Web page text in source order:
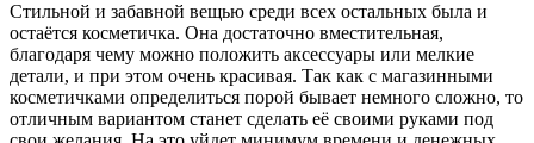
Стильной и забавной вещью среди всех остальных была и
остаётся косметичка. Она достаточно вместительная,
благодаря чему можно положить аксессуары или мелкие
детали, и при этом очень красивая. Так как с магазинными
косметичками определиться порой бывает немного сложно, то
отличным вариантом станет сделать её своими руками под